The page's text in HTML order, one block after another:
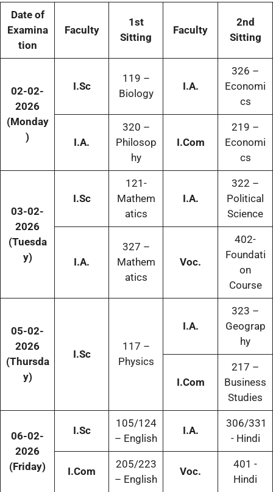
Date of
Examina
tion
Faculty
1st
Sitting
Faculty
2nd
Sitting
02-02-
2026
(Monday
)
I.Sc
119 –
Biology
I.A.
326 –
Economi
cs
I.A.
320 –
Philosop
hy
I.Com
219 –
Economi
cs
03-02-
2026
(Tuesda
y)
I.Sc
121-
Mathem
atics
I.A.
322 –
Political
Science
I.A.
327 –
Mathem
atics
Voc.
402-
Foundati
on
Course
05-02-
2026
(Thursda
y)
I.Sc
117 –
Physics
I.A.
323 –
Geograp
hy
I.Com
217 –
Business
Studies
06-02-
2026
(Friday)
I.Sc
105/124
– English
I.A.
306/331
- Hindi
I.Com
205/223
– English
Voc.
401 -
Hindi